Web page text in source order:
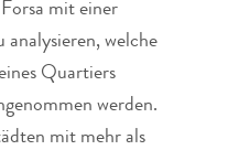
mit einer
welche
Quartiers
werden.
mit mehr als